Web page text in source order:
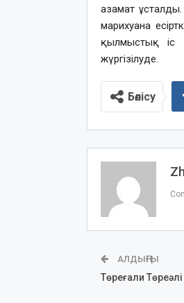
азамат
марихуана
қылмыстық iс
жүргiзiлуде.
Бөлісу
АЛДЫҢҒЫ
Төреғали